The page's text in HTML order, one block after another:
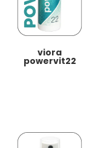
viora
powervit22